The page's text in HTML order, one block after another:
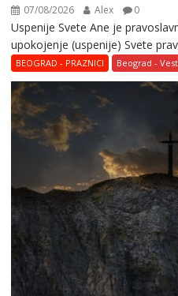
07/08/2026 Alex 0
Uspenije Svete Ane je
upokojenje (uspenije) Svete
BEOGRAD - PRAZNICI Beograd -